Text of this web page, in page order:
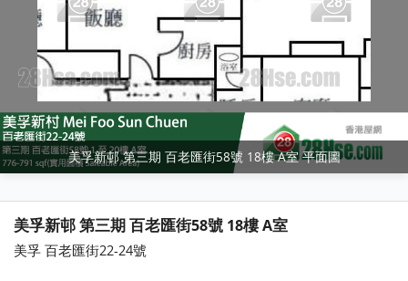
美孚新邨 第三期 百老匯街58號 18樓 A室 平面圖
美孚新邨 第三期 百老匯街58號 18樓 A室
美孚 百老匯街22-24號